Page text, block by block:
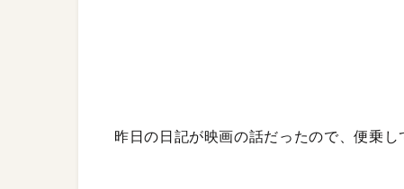
昨日の日記が映画の話だったので、便乗し